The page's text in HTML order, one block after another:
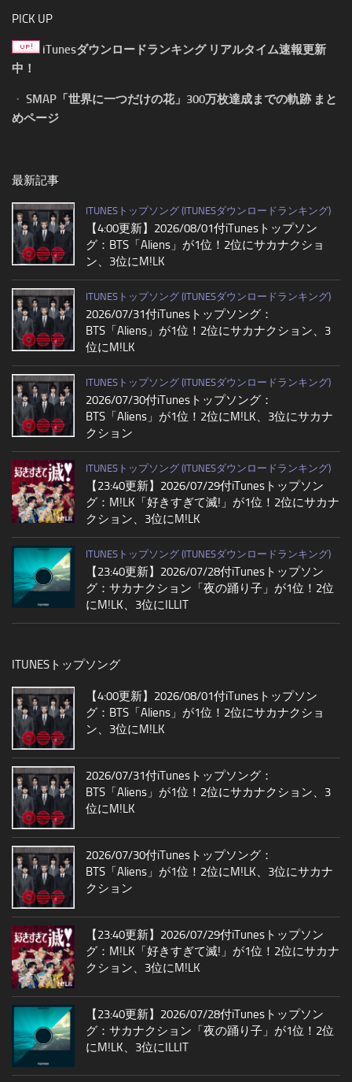
PICK UP
iTunesダウンロードランキング リアルタイム速報更新
中！
・ SMAP「世界に一つだけの花」300万枚達成までの軌跡 まと
めページ
最新記事
ITUNESトップソング (ITUNESダウンロードランキング)
【4:00更新】2026/08/01付iTunesトップソン
グ：BTS「Aliens」が1位！2位にサカナクショ
ン、3位にM!LK
ITUNESトップソング (ITUNESダウンロードランキング)
2026/07/31付iTunesトップソング：
BTS「Aliens」が1位！2位にサカナクション、3
位にM!LK
ITUNESトップソング (ITUNESダウンロードランキング)
2026/07/30付iTunesトップソング：
BTS「Aliens」が1位！2位にM!LK、3位にサカナ
クション
ITUNESトップソング (ITUNESダウンロードランキング)
【23:40更新】2026/07/29付iTunesトップソン
グ：M!LK「好きすぎて滅!」が1位！2位にサカナ
クション、3位にM!LK
ITUNESトップソング (ITUNESダウンロードランキング)
【23:40更新】2026/07/28付iTunesトップソン
グ：サカナクション「夜の踊り子」が1位！2位
にM!LK、3位にILLIT
ITUNESトップソング
【4:00更新】2026/08/01付iTunesトップソン
グ：BTS「Aliens」が1位！2位にサカナクショ
ン、3位にM!LK
2026/07/31付iTunesトップソング：
BTS「Aliens」が1位！2位にサカナクション、3
位にM!LK
2026/07/30付iTunesトップソング：
BTS「Aliens」が1位！2位にM!LK、3位にサカナ
クション
【23:40更新】2026/07/29付iTunesトップソン
グ：M!LK「好きすぎて滅!」が1位！2位にサカナ
クション、3位にM!LK
【23:40更新】2026/07/28付iTunesトップソン
グ：サカナクション「夜の踊り子」が1位！2位
にM!LK、3位にILLIT